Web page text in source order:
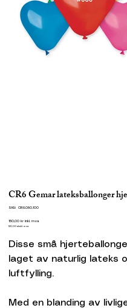
CR6 Gemar lateksballonger
SKU:
SKU
CR6.080.100
Pris
150,00 kr inkl. mva
120,00 ekskl. mva
Disse små
laget av naturlig lateks
luftfylling.
Med en blanding av